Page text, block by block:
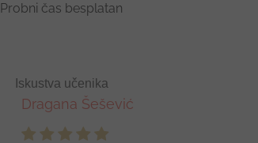
Probni čas besplatan
Iskustva učenika
Dragana Šešević
Jelena Mihajlović